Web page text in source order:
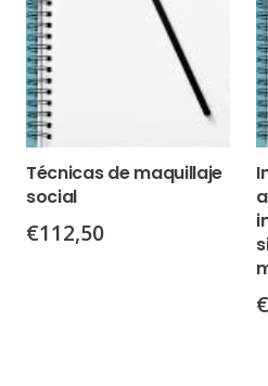
Técnicas de maquillaje
social
€112,50
€